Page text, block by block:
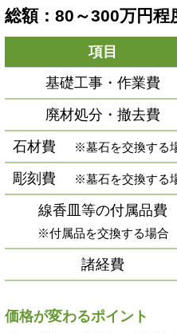
総額：80～300万円程
項目
基礎工事・作業費
廃材処分・撤去費
石材費
※墓石を交換する
彫刻費
※墓石を交換する
線香皿等の付属品費
※付属品を交換する場合
諸経費
価格が変わるポイント